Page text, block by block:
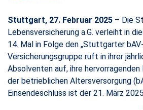
Stuttgart, 27. Februar 2025 – Die
Lebensversicherung a.G. verleiht in
14. Mal in Folge den „Stuttgarter
Versicherungsgruppe ruft in ihrer
Absolventen auf, ihre
der betrieblichen Altersversorgung
Einsendeschluss ist der 21. März